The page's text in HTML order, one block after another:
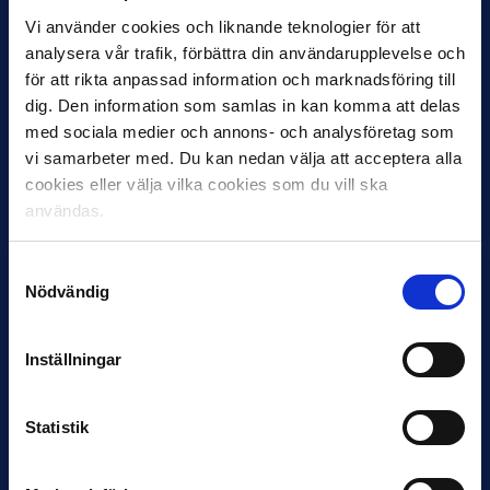
Vi använder cookies och liknande teknologier för att
analysera vår trafik, förbättra din användarupplevelse och
för att rikta anpassad information och marknadsföring till
dig. Den information som samlas in kan komma att delas
med sociala medier och annons- och analysföretag som
vi samarbeter med. Du kan nedan välja att acceptera alla
cookies eller välja vilka cookies som du vill ska
användas.
Nödvändig
Inställningar
Statistik
12 JUNI
Favorit i repris för Sirius i maj
Samma vinnare som i…
11 JUNI
och Superettan